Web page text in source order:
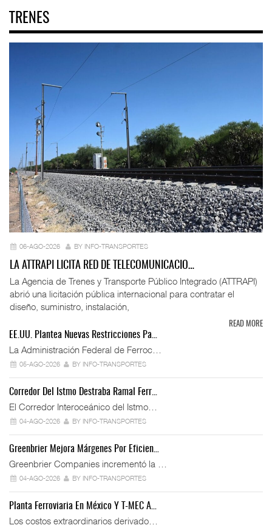
TRENES
06-AGO-2026 BY INFO-TRANSPORTES
LA ATTRAPI LICITA RED DE TELECOMUNICACIO…
La Agencia de Trenes y Transporte Público Integrado (ATTRAPI)
abrió una licitación pública internacional para contratar el
diseño, suministro, instalación,
READ MORE
EE.UU. Plantea Nuevas Restricciones Pa…
La Administración Federal de Ferroc…
05-AGO-2026 BY INFO-TRANSPORTES
Corredor Del Istmo Destraba Ramal Ferr…
El Corredor Interoceánico del Istmo…
04-AGO-2026 BY INFO-TRANSPORTES
Greenbrier Mejora Márgenes Por Eficien…
Greenbrier Companies incrementó la …
04-AGO-2026 BY INFO-TRANSPORTES
Planta Ferroviaria En México Y T-MEC A…
Los costos extraordinarios derivado…